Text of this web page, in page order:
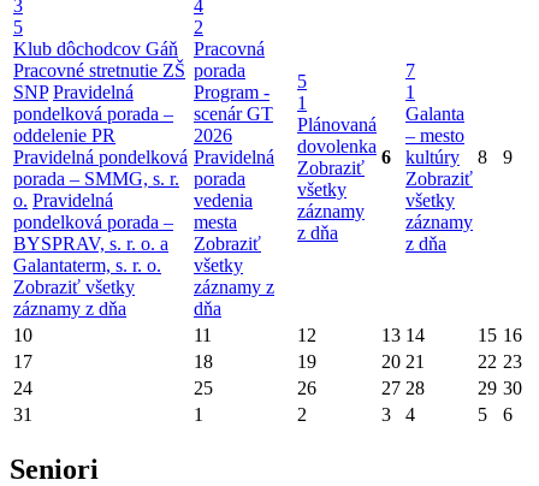
3
5
Klub dôchodcov Gáň
Pracovné stretnutie ZŠ
SNP Pravidelná
pondelková porada –
oddelenie PR
Pravidelná pondelková
porada – SMMG, s. r.
o. Pravidelná
pondelková porada –
BYSPRAV, s. r. o. a
Galantaterm, s. r. o.
Zobraziť všetky
záznamy z dňa
4
2
Pracovná
porada
Program -
scenár GT
2026
Pravidelná
porada
vedenia
mesta
Zobraziť
všetky
záznamy z
dňa
5
1
Plánovaná
dovolenka
Zobraziť
všetky
záznamy
z dňa
6
7
1
Galanta
– mesto
kultúry
Zobraziť
všetky
záznamy
z dňa
8 9
10 11 12 13 14 15 16
17
18 19 20 21 22 23
24
25 26 27 28 29 30
31
1 2 3 4 5 6
Seniori